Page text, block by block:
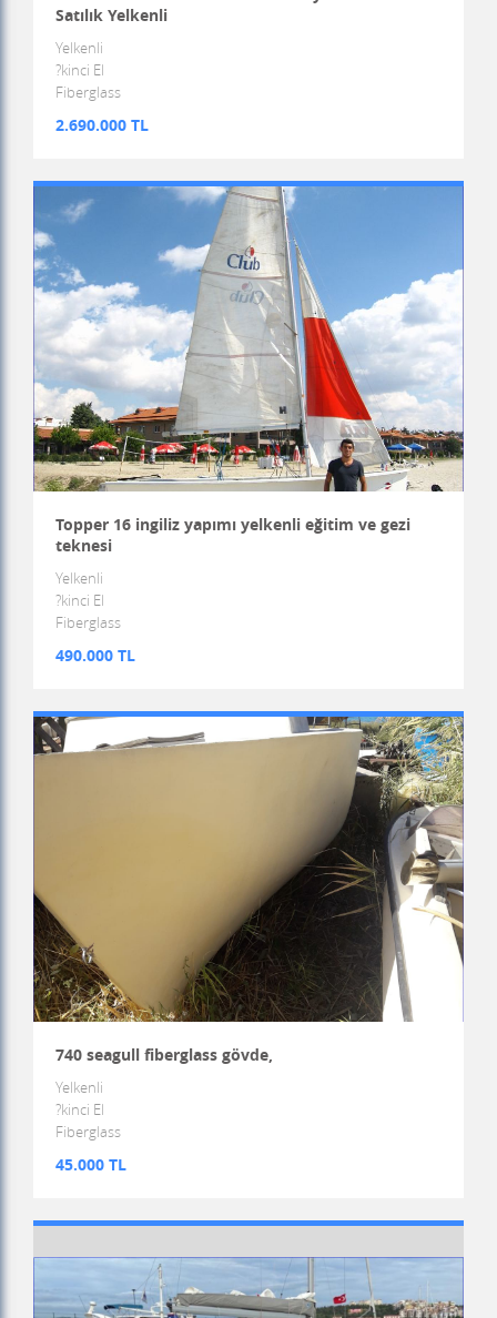
Satılık Yelkenli
Yelkenli
?kinci El
Fiberglass
2.690.000 TL
Topper 16 ingiliz yapımı yelkenli eğitim ve gezi
teknesi
Yelkenli
?kinci El
Fiberglass
490.000 TL
740 seagull fiberglass gövde,
Yelkenli
?kinci El
Fiberglass
45.000 TL